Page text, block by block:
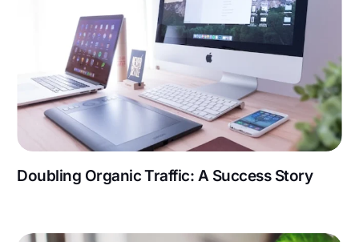
Doubling Organic Traffic: A Success Story